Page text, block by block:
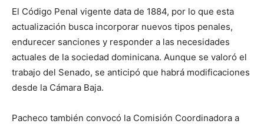
El Código Penal vigente data de 1884, por lo que esta
actualización busca incorporar nuevos tipos penales,
endurecer sanciones y responder a las necesidades
actuales de la sociedad dominicana. Aunque se valoró el
trabajo del Senado, se anticipó que habrá modificaciones
desde la Cámara Baja.
Pacheco también convocó la Comisión Coordinadora a